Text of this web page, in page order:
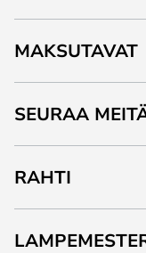
MAKSUTAVAT
SEURAA
RAHTI